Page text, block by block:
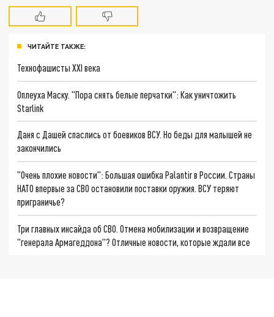
ЧИТАЙТЕ ТАКЖЕ:
Технофашисты XXI века
Оплеуха Маску. "Пора снять белые перчатки": Как уничтожить
Starlink
Даня с Дашей спаслись от боевиков ВСУ. Но беды для малышей не
закончились
"Очень плохие новости": Большая ошибка Palantir в России. Страны
НАТО впервые за СВО остановили поставки оружия. ВСУ теряют
приграничье?
Три главных инсайда об СВО. Отмена мобилизации и возвращение
"генерала Армагеддона"? Отличные новости, которые ждали все